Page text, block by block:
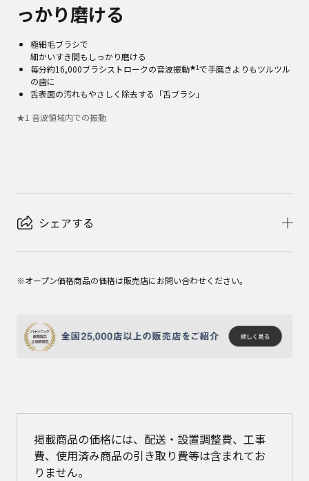
っかり磨ける
極細毛ブラシで
細かいすき間もしっかり磨ける
毎分約16,000ブラシストロークの音波振動★1で手磨きよりもツルツル
の歯に
舌表面の汚れもやさしく除去する「舌ブラシ」
★1 音波領域内での振動
シェアする
※オープン価格商品の価格は販売店にお問い合わせください。
掲載商品の価格には、配送・設置調整費、工事
費、使用済み商品の引き取り費等は含まれてお
りません。